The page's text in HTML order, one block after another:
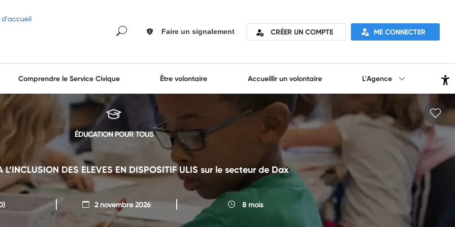
Faire un signalement CRÉER UN COMPTE ME CONNECTER
Comprendre le Service Civique Être volontaire Accueillir un volontaire L'Agence
ÉDUCATION POUR TOUS
L’INCLUSION DES ELEVES EN DISPOSITIF ULIS sur le secteur de Dax
2 novembre 2026 8 mois